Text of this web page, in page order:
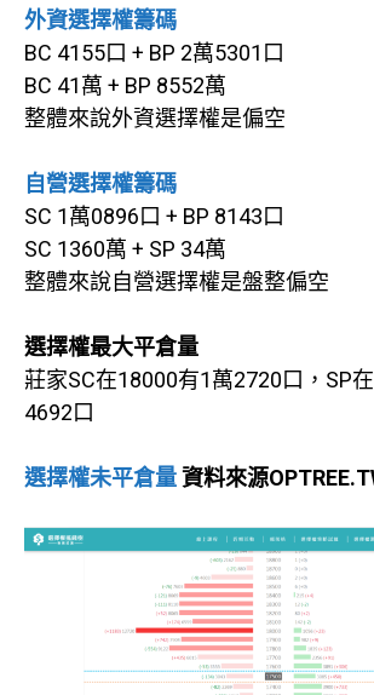
外資選擇權籌碼
BC 4155口 + BP 2萬5301口
BC 41萬 + BP 8552萬
整體來說外資選擇權是偏空
自營選擇權籌碼
SC 1萬0896口 + BP 8143口
SC 1360萬 + SP 34萬
整體來說自營選擇權是盤整偏空
選擇權最大平倉量
莊家SC在18000有1萬2720口，SP
4692口
選擇權未平倉量資料來源